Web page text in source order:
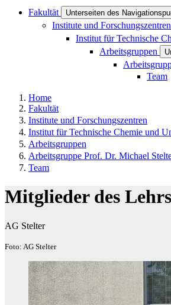
Fakultät Unterseiten des
Institute und Forschungszentren
Institut für Technische
Arbeitsgruppen
Team
Home
Fakultät
Institute und Forschungszentren
Institut für Technische Chemie und
Arbeitsgruppen
Arbeitsgruppe Prof. Dr. Michael
Team
Mitglieder des
AG Stelter
Foto: AG Stelter